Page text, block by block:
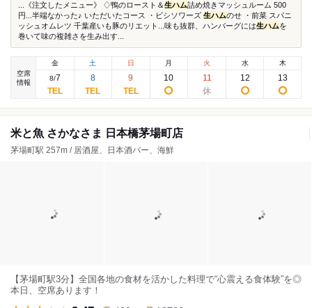
...《注文したメニュー》 ♢鴨のロースト＆生ハム詰め焼きマッシュルーム 500
円...半端なかった♪ いただいたコース ・ビシソワーズ 生ハムのせ ・前菜 スパニ
ッシュオムレツ 千葉産いも豚のリエット...味も抜群、ハンバーグには生ハムを
巻いて味の複雑さを生み出す...
空席
情報
金
8/7
土
8
日
9
月
10
火
11
水
12
木
13
米と魚 さかなさま 日本橋茅場町店
茅場町駅 257m / 居酒屋、日本酒バー、海鮮
【茅場町駅3分】全国各地の食材を活かした料理で“心震える食体験”を◎
本日、空席あります！